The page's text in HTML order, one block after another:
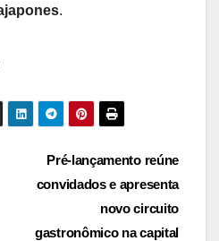
.
Pré-lançamento reúne
convidados e apresenta
novo circuito
gastronômico na capital